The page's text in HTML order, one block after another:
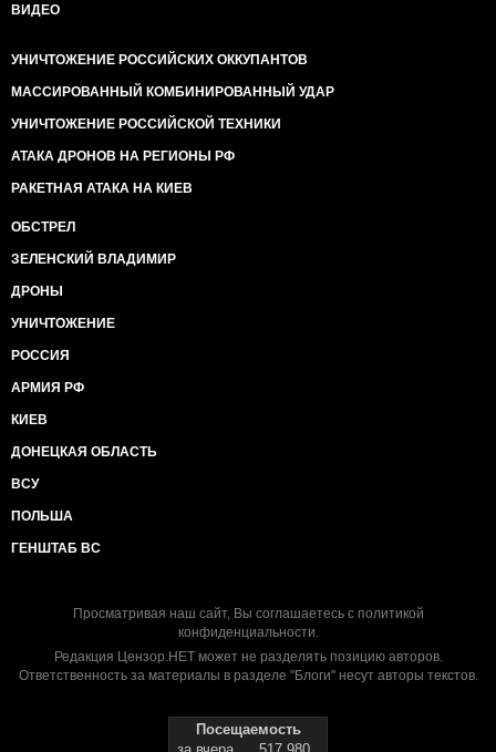
ВИДЕО
УНИЧТОЖЕНИЕ РОССИЙСКИХ ОККУПАНТОВ
МАССИРОВАННЫЙ КОМБИНИРОВАННЫЙ УДАР
УНИЧТОЖЕНИЕ РОССИЙСКОЙ ТЕХНИКИ
АТАКА ДРОНОВ НА РЕГИОНЫ РФ
РАКЕТНАЯ АТАКА НА КИЕВ
ОБСТРЕЛ
ЗЕЛЕНСКИЙ ВЛАДИМИР
ДРОНЫ
УНИЧТОЖЕНИЕ
РОССИЯ
АРМИЯ РФ
КИЕВ
ДОНЕЦКАЯ ОБЛАСТЬ
ВСУ
ПОЛЬША
ГЕНШТАБ ВС
Просматривая наш сайт, Вы соглашаетесь с политикой
конфиденциальности.
Редакция Цензор.НЕТ может не разделять позицию авторов.
Ответственность за материалы в разделе "Блоги" несут авторы текстов.
Посещаемость